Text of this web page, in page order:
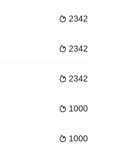
酷女法醫韓雪甯（邵雨薇
生出一层隔膜，而两人原本平淡简
 2342
 2342
 2342
 1000
 1000